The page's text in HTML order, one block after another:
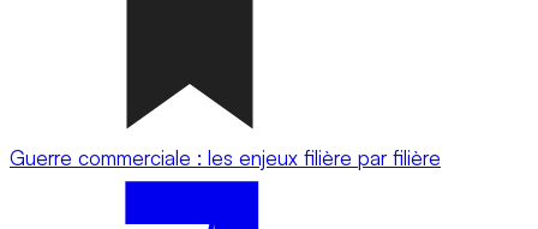
Guerre commerciale : les enjeux filière par filière